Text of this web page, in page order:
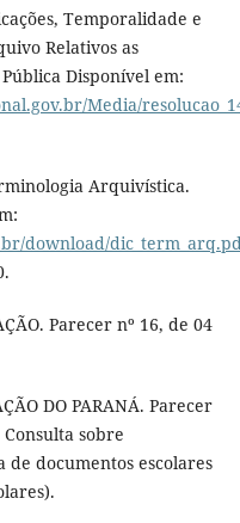
Temporalidade e
Relativos as
Disponível em:
Media/
Arquivística.
download/
Parecer nº 16, de 04
DO PARANÁ. Parecer
sobre
documentos escolares